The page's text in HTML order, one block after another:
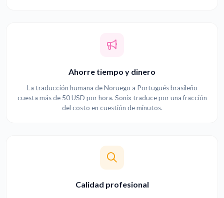
Ahorre tiempo y dinero
La traducción humana de Noruego a Portugués brasileño
cuesta más de 50 USD por hora. Sonix traduce por una fracción
del costo en cuestión de minutos.
Calidad profesional